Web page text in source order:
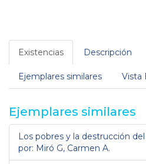
Existencias Descripción
Ejemplares similares Vista
Ejemplares similares
Los pobres y la destrucción
por: Miró G, Carmen A.